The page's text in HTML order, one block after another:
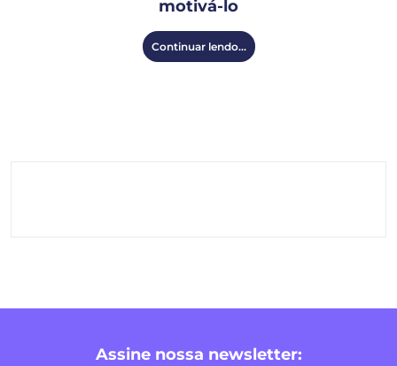
motivá-lo
Continuar lendo...
Assine nossa newsletter: